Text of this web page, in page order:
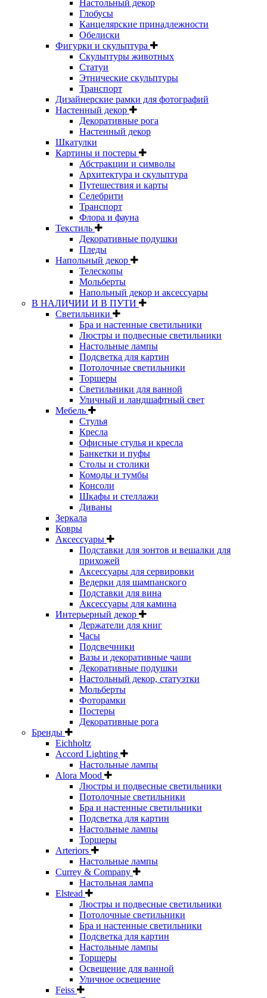
Настольный декор
Глобусы
Канцелярские принадлежности
Обелиски
Фигурки и скульптура
Скульптуры животных
Статуи
Этнические скульптуры
Транспорт
Дизайнерские рамки для фотографий
Настенный декор
Декоративные рога
Настенный декор
Шкатулки
Картины и постеры
Абстракции и символы
Архитектура и скульптура
Путешествия и карты
Селебрити
Транспорт
Флора и фауна
Текстиль
Декоративные подушки
Пледы
Напольный декор
Телескопы
Мольберты
Напольный декор и аксессуары
В НАЛИЧИИ И В ПУТИ
Светильники
Бра и настенные светильники
Люстры и подвесные светильники
Настольные лампы
Подсветка для картин
Потолочные светильники
Торшеры
Светильники для ванной
Уличный и ландшафтный свет
Мебель
Стулья
Кресла
Офисные стулья и кресла
Банкетки и пуфы
Столы и столики
Комоды и тумбы
Консоли
Шкафы и стеллажи
Диваны
Зеркала
Ковры
Аксессуары
Подставки для зонтов и вешалки для
прихожей
Аксессуары для сервировки
Ведерки для шампанского
Подставки для вина
Аксессуары для камина
Интерьерный декор
Держатели для книг
Часы
Подсвечники
Вазы и декоративные чаши
Декоративные подушки
Настольный декор, статуэтки
Мольберты
Фоторамки
Постеры
Декоративные рога
Бренды
Eichholtz
Accord Lighting
Настольные лампы
Alora Mood
Люстры и подвесные светильники
Потолочные светильники
Бра и настенные светильники
Подсветка для картин
Настольные лампы
Торшеры
Arteriors
Настольные лампы
Currey & Company
Настольная лампа
Elstead
Люстры и подвесные светильники
Потолочные светильники
Бра и настенные светильники
Подсветка для картин
Настольные лампы
Торшеры
Освещение для ванной
Уличное освещение
Feiss